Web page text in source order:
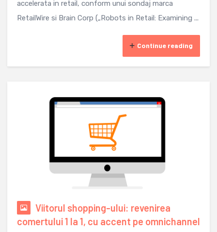
accelerata in retail, conform unui sondaj marca
RetailWire si Brain Corp („Robots in Retail: Examining ...
Continue reading
Viitorul shopping-ului: revenirea
comertului 1 la 1, cu accent pe omnichannel